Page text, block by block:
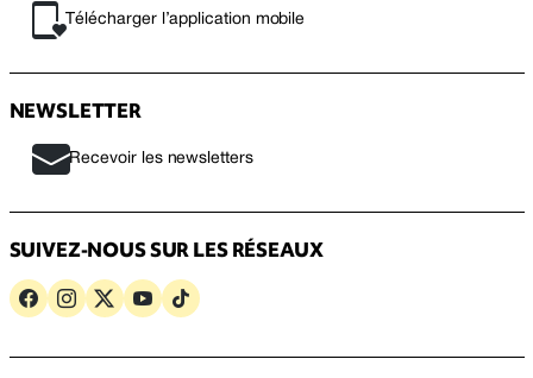
Télécharger l’application mobile
NEWSLETTER
Recevoir les newsletters
SUIVEZ-NOUS SUR LES RÉSEAUX